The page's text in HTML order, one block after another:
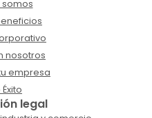
somos
nosotros
empresa
legal